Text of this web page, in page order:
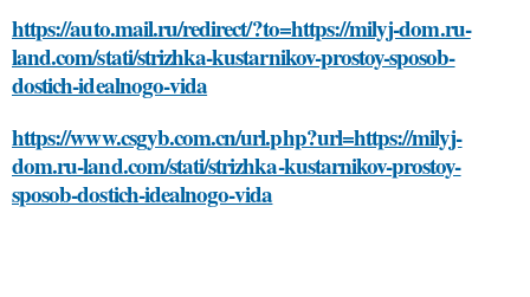
https://auto.mail.ru/redirect/?to=https://milyj-dom.ru-
land.com/stati/strizhka-kustarnikov-prostoy-sposob-
dostich-idealnogo-vida
https://www.csgyb.com.cn/url.php?url=https://milyj-
dom.ru-land.com/stati/strizhka-kustarnikov-prostoy-
sposob-dostich-idealnogo-vida